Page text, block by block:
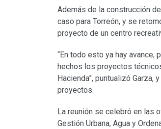
Además de la construcción
caso para Torreón, y se
proyecto de un centro
“En todo esto ya hay
hechos los proyectos
Hacienda”, puntualizó
proyectos.
La reunión se celebró en las
Gestión Urbana, Agua y